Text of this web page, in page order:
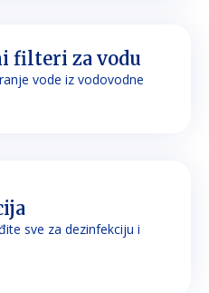
filteri za vodu
vode iz vodovodne
sve za dezinfekciju i